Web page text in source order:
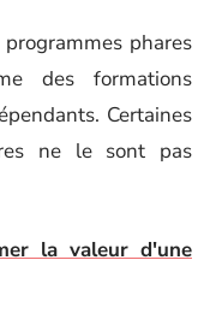
phares
des formations
Certaines
ne le sont pas
la valeur d'une